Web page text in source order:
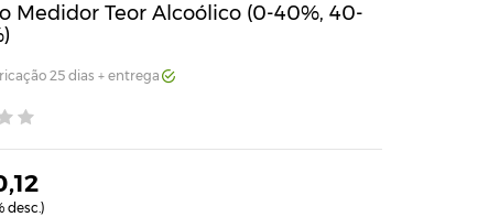
Medidor Teor Alcoólico (0-40%, 40-
25 dias + entrega
desc.)